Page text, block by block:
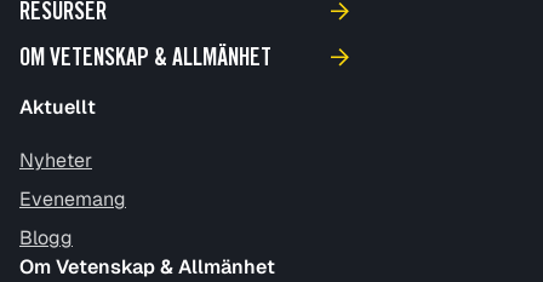
RESURSER
OM VETENSKAP & ALLMÄNHET
Aktuellt
Nyheter
Evenemang
Blogg
Om Vetenskap & Allmänhet